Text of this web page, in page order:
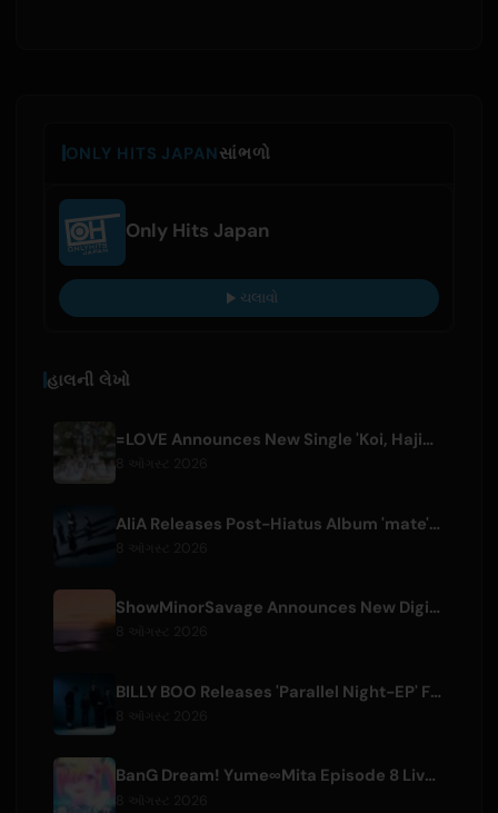
ONLY HITS JAPANસાંભળો
Only Hits Japan
ચલાવો
હાલની લેખો
=LOVE Announces New Single 'Koi, Hajimemashita.' and Tokyo Dome Concerts
AliA Releases Post-Hiatus Album 'mate', Announces Tokyo Live
ShowMinorSavage Announces New Digital Single 'Gradation'
BILLY BOO Releases 'Parallel Night-EP' Featuring TV Drama Theme Song
BanG Dream! Yume∞Mita Episode 8 Live Clip Released